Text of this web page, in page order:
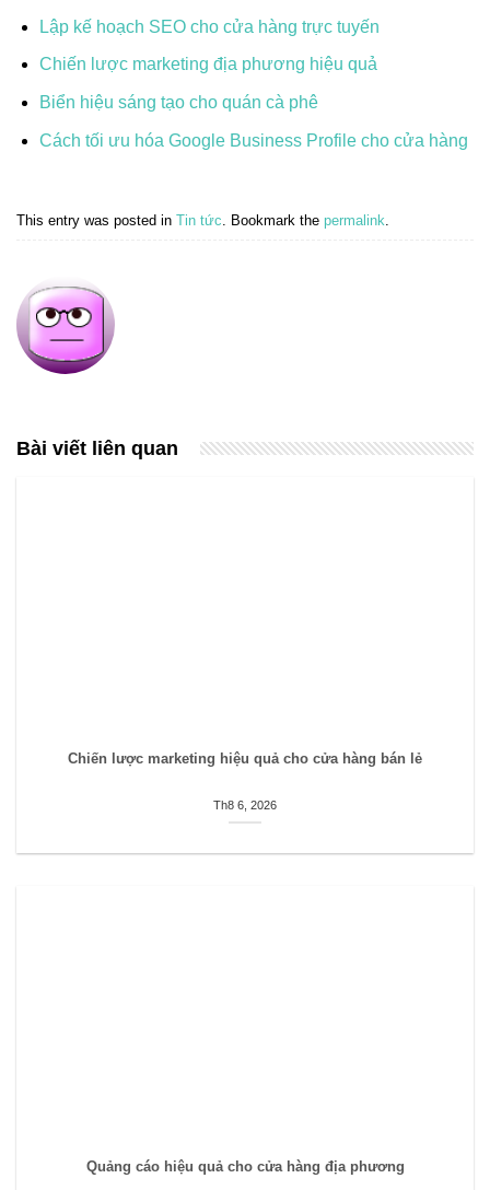
Lập kế hoạch SEO cho cửa hàng trực tuyến
Chiến lược marketing địa phương hiệu quả
Biển hiệu sáng tạo cho quán cà phê
Cách tối ưu hóa Google Business Profile cho cửa hàng
This entry was posted in Tin tức . Bookmark the permalink
Bài viết liên quan
Chiến lược marketing hiệu quả cho cửa hàng bán lẻ
Th8 6, 2026
Quảng cáo hiệu quả cho cửa hàng địa phương